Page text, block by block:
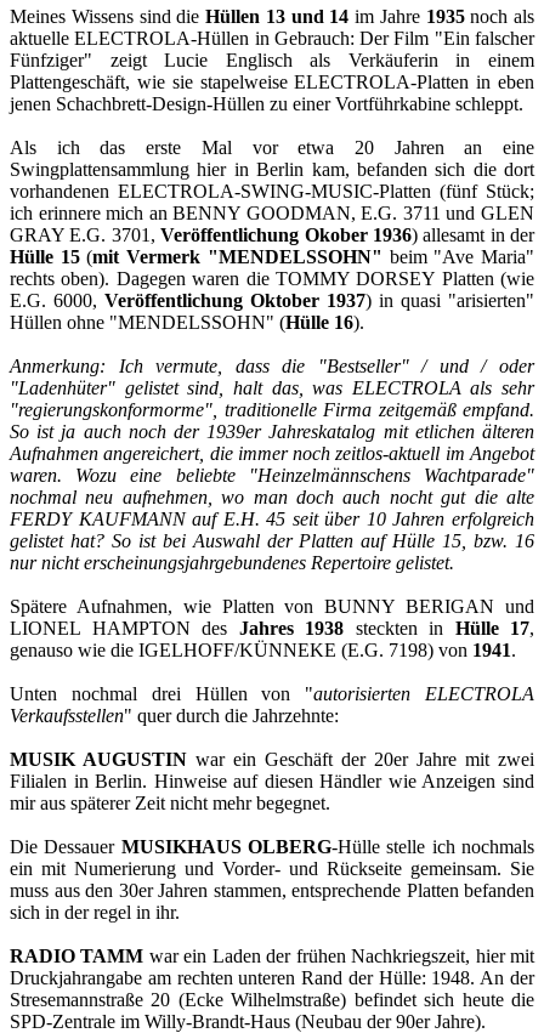
Meines Wissens sind die Hüllen 13 und 14 im Jahre 1935noch als
aktuelle ELECTROLA-Hüllen in Gebrauch: Der Film "Ein falscher
Fünfziger" zeigt Lucie Englisch als Verkäuferin in einem
Plattengeschäft, wie sie stapelweise ELECTROLA-Platten in eben
jenen Schachbrett-Design-Hüllen zu einer Vortführkabine schleppt.
Als ich das erste Mal vor etwa 20 Jahren an eine
Swingplattensammlung hier in Berlin kam, befanden sich die dort
vorhandenen ELECTROLA-SWING-MUSIC-Platten (fünf Stück;
ich erinnere mich an BENNY GOODMAN, E.G. 3711 und GLEN
GRAY E.G. 3701,Veröffentlichung Okober 1936) allesamt in der
Hülle 15(mit Vermerk "MENDELSSOHN" beim "Ave Maria"
rechts oben). Dagegen waren die TOMMY DORSEY Platten (wie
E.G. 6000, Veröffentlichung Oktober 1937) in quasi "arisierten"
Hüllen ohne "MENDELSSOHN" (Hülle 16).
Anmerkung: Ich vermute, dass die "Bestseller" / und / oder
"Ladenhüter" gelistet sind, halt das, was ELECTROLA als sehr
"regierungskonformorme", traditionelle Firma zeitgemäß empfand.
So ist ja auch noch der 1939er Jahreskatalog mit etlichen älteren
Aufnahmen angereichert, die immer noch zeitlos-aktuell im Angebot
waren. Wozu eine beliebte "Heinzelmännschens Wachtparade"
nochmal neu aufnehmen, wo man doch auch nocht gut die alte
FERDY KAUFMANN auf E.H. 45 seit über 10 Jahren erfolgreich
gelistet hat? So ist bei Auswahl der Platten auf Hülle 15, bzw. 16
nur nicht erscheinungsjahrgebundenes Repertoire gelistet.
Spätere Aufnahmen, wie Platten von BUNNY BERIGAN und
LIONEL HAMPTON des Jahres 1938 steckten in Hülle 17,
genauso wie die IGELHOFF/KÜNNEKE (E.G. 7198) von 1941.
Unten nochmal drei Hüllen von "autorisierten ELECTROLA
Verkaufsstellen" quer durch die Jahrzehnte:
MUSIK AUGUSTIN war ein Geschäft der 20er Jahre mit zwei
Filialen in Berlin. Hinweise auf diesen Händler wie Anzeigen sind
mir aus späterer Zeit nicht mehr begegnet.
Die Dessauer MUSIKHAUS OLBERG-Hülle stelle ich nochmals
ein mit Numerierung und Vorder- und Rückseite gemeinsam. Sie
muss aus den 30er Jahren stammen, entsprechende Platten befanden
sich in der regel in ihr.
RADIO TAMM war ein Laden der frühen Nachkriegszeit, hier mit
Druckjahrangabe am rechten unteren Rand der Hülle: 1948. An der
Stresemannstraße 20 (Ecke Wilhelmstraße) befindet sich heute die
SPD-Zentrale im Willy-Brandt-Haus (Neubau der 90er Jahre).